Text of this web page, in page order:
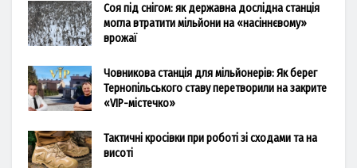
Соя під снігом: як державна дослідна станція
могла втратити мільйони на «насіннєвому»
врожаї
Човникова станція для мільйонерів: Як берег
Тернопільського ставу перетворили на закрите
«VIP-містечко»
Тактичні кросівки при роботі зі сходами та на
висоті